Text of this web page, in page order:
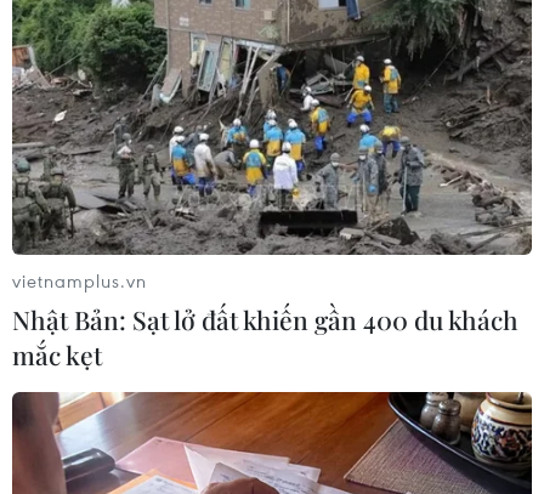
Cử tri bỏ phiếu sớm bầu Tổng thống Mỹ 2020 tại điểm bầu cử
ở North Charleston, bang Nam Carolina. (Ảnh: AFP/TTXVN)
Ngày 26/10, số liệu của CNN, Edison Research và
Catalist cho thấy, hơn 60 triệu phiếu bầu cử sớm
trong cuộc bầu cử tổng thống Mỹ 2020 đã được
gửi tới các điểm bỏ phiếu, theo đó, 33 bang đã
có tổng số phiếu bầu sớm cao hơn con số phiếu
bầu trong cuộc bầu cử tổng thống năm 2016.
Theo phóng viên TTXVN tại Mỹ, số liệu thống kê
cho thấy trong số 33 bang nói trên, 12 bang
được đánh giá có sự cạnh tranh gay gắt nhất
giữa hai đảng Dân chủ và Cộng hòa đã có tổng
số phiếu bầu sớm vượt năm 2016, bao gồm
vietnamplus.vn
Nhật Bản: Sạt lở đất khiến gần 400 du khách
mắc kẹt